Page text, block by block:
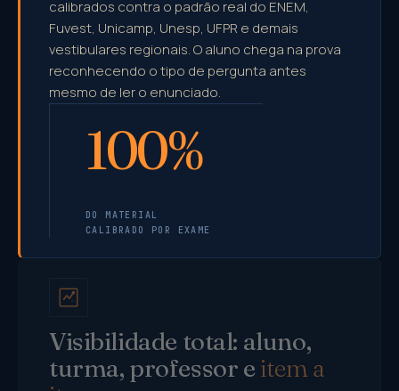
calibrados contra o padrão real do ENEM,
Fuvest, Unicamp, Unesp, UFPR e demais
vestibulares regionais. O aluno chega na prova
reconhecendo o tipo de pergunta antes
mesmo de ler o enunciado.
100%
DO MATERIAL
CALIBRADO POR EXAME
Visibilidade total: aluno,
turma, professor e item a